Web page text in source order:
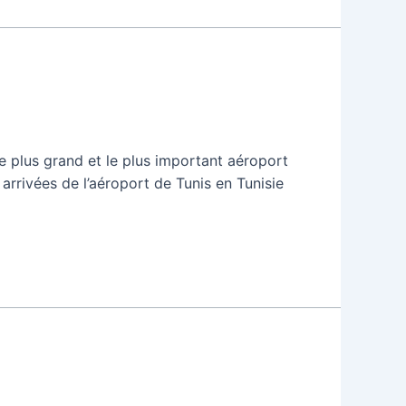
plus grand et le plus important aéroport
de l’aéroport de Tunis en Tunisie